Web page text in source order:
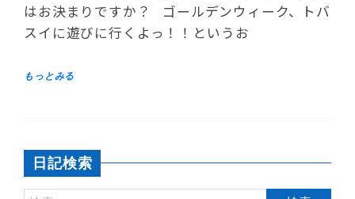
はお決まりですか？ ゴールデンウィーク、トバ
スイに遊びに行くよっ！！というお
日記検索